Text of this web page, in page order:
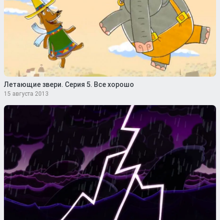
Летающие звери. Серия 5. Все хорошо
15 августа 2013